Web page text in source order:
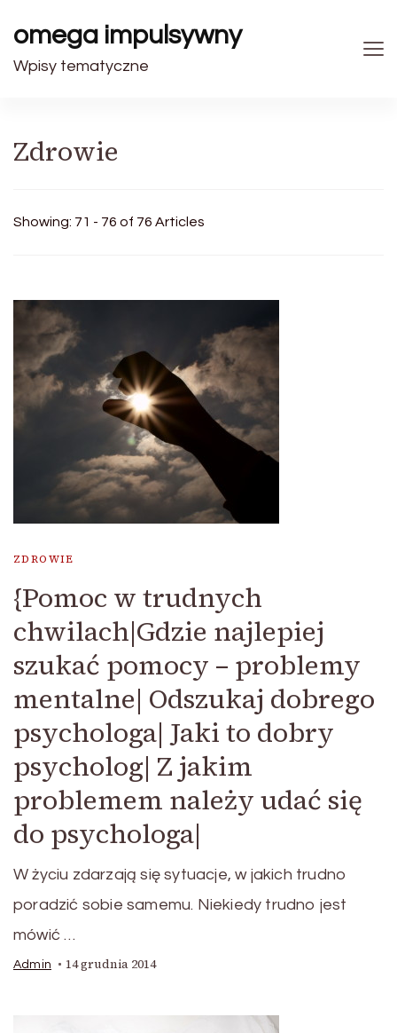
omega impulsywny
Wpisy tematyczne
Zdrowie
Showing: 71 - 76 of 76 Articles
ZDROWIE
{Pomoc w trudnych
chwilach|Gdzie najlepiej
szukać pomocy – problemy
mentalne| Odszukaj dobrego
psychologa| Jaki to dobry
psycholog| Z jakim
problemem należy udać się
do psychologa|
W życiu zdarzają się sytuacje, w jakich trudno
poradzić sobie samemu. Niekiedy trudno jest
mówić …
Admin 14 grudnia 2014